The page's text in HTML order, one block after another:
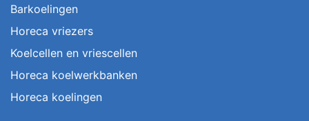
Barkoelingen
Horeca vriezers
Koelcellen en vriescellen
Horeca koelwerkbanken
Horeca koelingen